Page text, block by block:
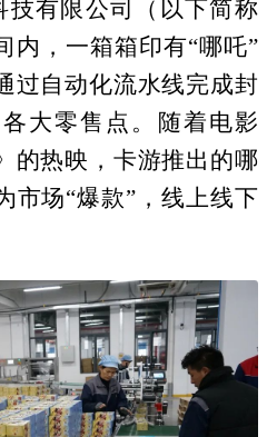
技有限公司（以下简称
内，一箱箱印有“哪吒”
过自动化流水线完成封
大零售点。随着电影
的热映，卡游推出的哪
市场“爆款”，线上线下